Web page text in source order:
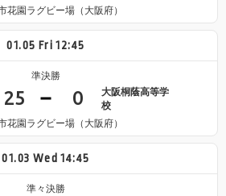
花園ラグビー場（大阪府）
01.05 Fri 12:45
準決勝
25 0
大阪桐蔭高等学
校
花園ラグビー場（大阪府）
01.03 Wed 14:45
準々決勝